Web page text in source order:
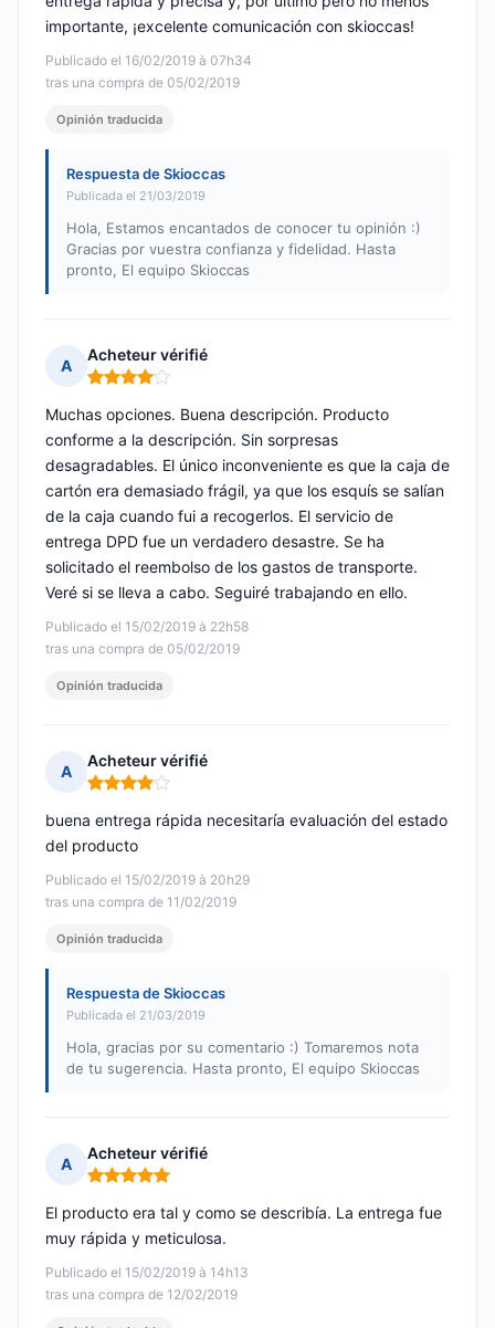
Publicado el 16/02/2019 à 07h34
tras una compra de 05/02/2019
importante, ¡excelente comunicación con skioccas!
Opinión traducida
Respuesta de Skioccas
Publicada el 21/03/2019
Hola, Estamos encantados de conocer tu opinión :)
Gracias por vuestra confianza y fidelidad. Hasta
pronto, El equipo Skioccas
A
Acheteur vérifié
Nota: 4 de 5
Publicado el 15/02/2019 à 22h58
tras una compra de 05/02/2019
Muchas opciones. Buena descripción. Producto
conforme a la descripción. Sin sorpresas
desagradables. El único inconveniente es que la caja de
cartón era demasiado frágil, ya que los esquís se salían
de la caja cuando fui a recogerlos. El servicio de
entrega DPD fue un verdadero desastre. Se ha
solicitado el reembolso de los gastos de transporte.
Veré si se lleva a cabo. Seguiré trabajando en ello.
Opinión traducida
A
Acheteur vérifié
Nota: 4 de 5
Publicado el 15/02/2019 à 20h29
tras una compra de 11/02/2019
buena entrega rápida necesitaría evaluación del estado
del producto
Opinión traducida
Respuesta de Skioccas
Publicada el 21/03/2019
Hola, gracias por su comentario :) Tomaremos nota
de tu sugerencia. Hasta pronto, El equipo Skioccas
A
Acheteur vérifié
Nota: 5 de 5
Publicado el 15/02/2019 à 14h13
tras una compra de 12/02/2019
El producto era tal y como se describía. La entrega fue
muy rápida y meticulosa.